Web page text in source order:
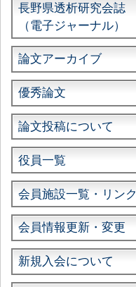
長野県透析研究会誌
（電子ジャーナル）
論文アーカイブ
優秀論文
論文投稿について
役員一覧
会員施設一覧・リンク
会員情報更新・変更
新規入会について